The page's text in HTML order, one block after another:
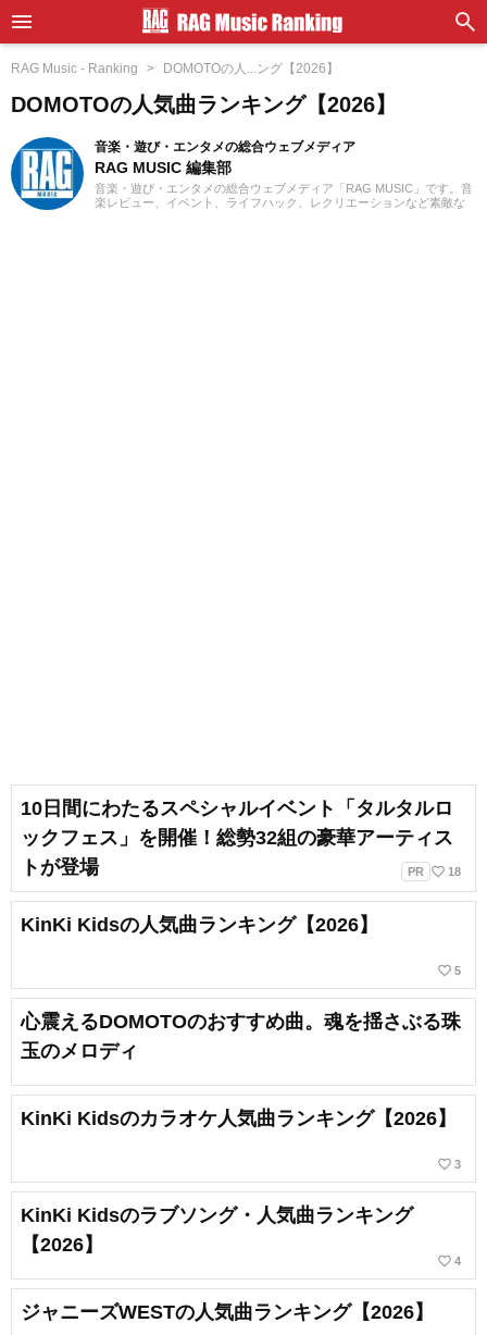
RAG Music - Ranking DOMOTOの人...ング【2026】
DOMOTOの人気曲ランキング【2026】
音楽・遊び・エンタメの総合ウェブメディア
RAG MUSIC 編集部
音楽・遊び・エンタメの総合ウェブメディア「RAG MUSIC」です。音
楽レビュー、イベント、ライフハック、レクリエーションなど素敵な
10日間にわたるスペシャルイベント「タルタルロ
ックフェス」を開催！総勢32組の豪華アーティス
トが登場
PR favorite_border 18
KinKi Kidsの人気曲ランキング【2026】
favorite_border 5
心震えるDOMOTOのおすすめ曲。魂を揺さぶる珠
玉のメロディ
KinKi Kidsのカラオケ人気曲ランキング【2026】
favorite_border 3
KinKi Kidsのラブソング・人気曲ランキング
【2026】
favorite_border 4
ジャニーズWESTの人気曲ランキング【2026】